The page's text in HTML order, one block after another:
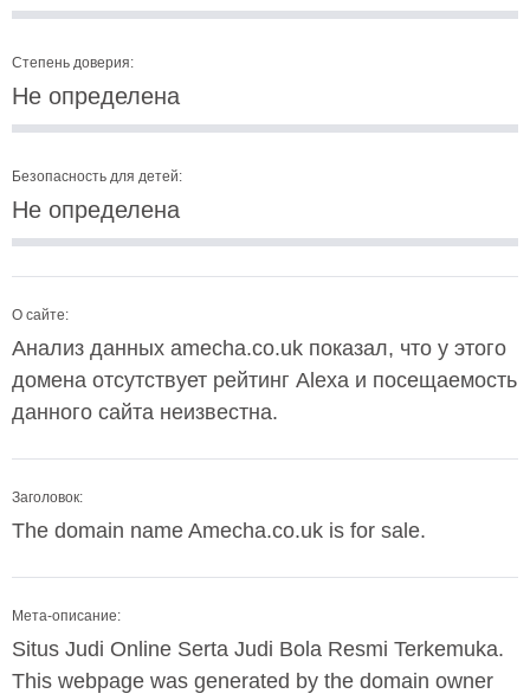
Степень доверия:
Не определена
Безопасность для детей:
Не определена
О сайте:
Анализ данных amecha.co.uk показал, что у этого
домена отсутствует рейтинг Alexa и посещаемость
данного сайта неизвестна.
Заголовок:
The domain name Amecha.co.uk is for sale.
Мета-описание:
Situs Judi Online Serta Judi Bola Resmi Terkemuka.
This webpage was generated by the domain owner